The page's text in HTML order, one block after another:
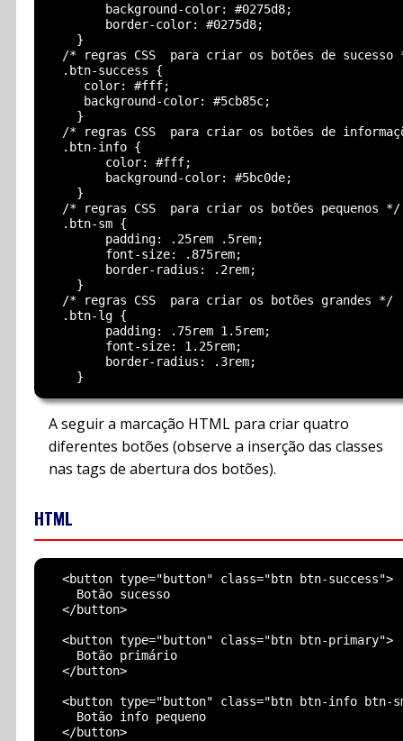
        background-color: #0275d8;
        border-color: #0275d8;
    }
/* regras CSS  para criar os botões de
  .btn-success {
     color: #fff;
     background-color: #5cb85c;
    }
/* regras CSS  para criar os botões de
  .btn-info {
        color: #fff;
        background-color: #5bc0de;
    }
/* regras CSS  para criar os botões pequenos
  .btn-sm {
        padding: .25rem .5rem;
        font-size: .875rem;
        border-radius: .2rem;
    }
/* regras CSS  para criar os botões grandes
  .btn-lg {
        padding: .75rem 1.5rem;
        font-size: 1.25rem;
        border-radius: .3rem;
A seguir a marcação HTML para criar quatro
diferentes botões (observe a inserção das classes
nas tags de abertura dos botões).
HTML
  <button type="button" class="btn btn-success">
    Botão sucesso
  </button>
  <button type="button" class="btn btn-primary">
    Botão primário
  </button>
<button type="button" class="btn btn-info btn-
    Botão info pequeno
  </button>